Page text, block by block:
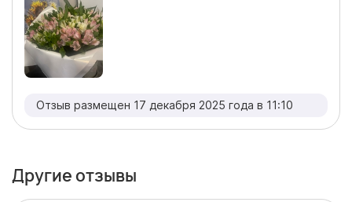
Отзыв размещен 17 декабря 2025 года в 11:10
Другие отзывы